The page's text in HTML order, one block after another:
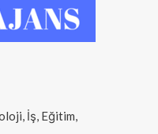
İş, Eğitim,